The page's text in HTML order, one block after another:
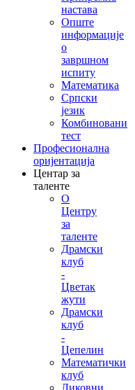
настава
Опште
информације
о
завршном
испиту
Математика
Српски
језик
Комбиновани
тест
Професионална
оријентација
Центар за
таленте
О
Центру
за
таленте
Драмски
клуб
-
Цветак
жути
Драмски
клуб
-
Цепелин
Математички
клуб
Ликовни